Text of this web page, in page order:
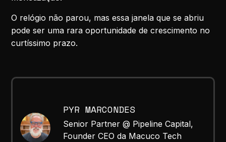
O relógio não parou, mas essa janela que se abriu
pode ser uma rara oportunidade de crescimento no
curtíssimo prazo.
PYR MARCONDES
Senior Partner @ Pipeline Capital,
Founder CEO da Macuco Tech